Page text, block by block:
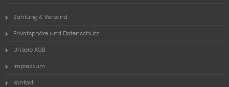
Zahlung & Versand
Privatsphäre und Datenschutz
Unsere AGB
Impressum
Kontakt